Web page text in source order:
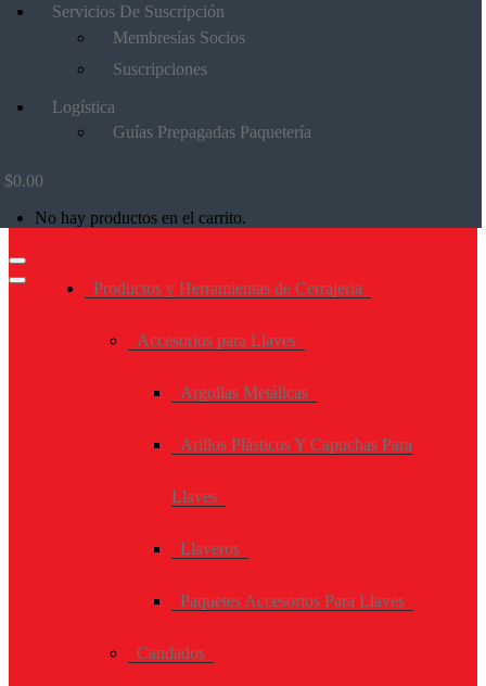
Servicios De Suscripción
Membresías Socios
Suscripciones
Logística
Guías Prepagadas Paquetería
$0.00
No hay productos en el carrito.
Productos y Herramientas de Cerrajeria
Accesorios para Llaves
Argollas Metálicas
Arillos Plásticos Y Capuchas Para
Llaves
Llaveros
Paquetes Accesorios Para Llaves
Candados